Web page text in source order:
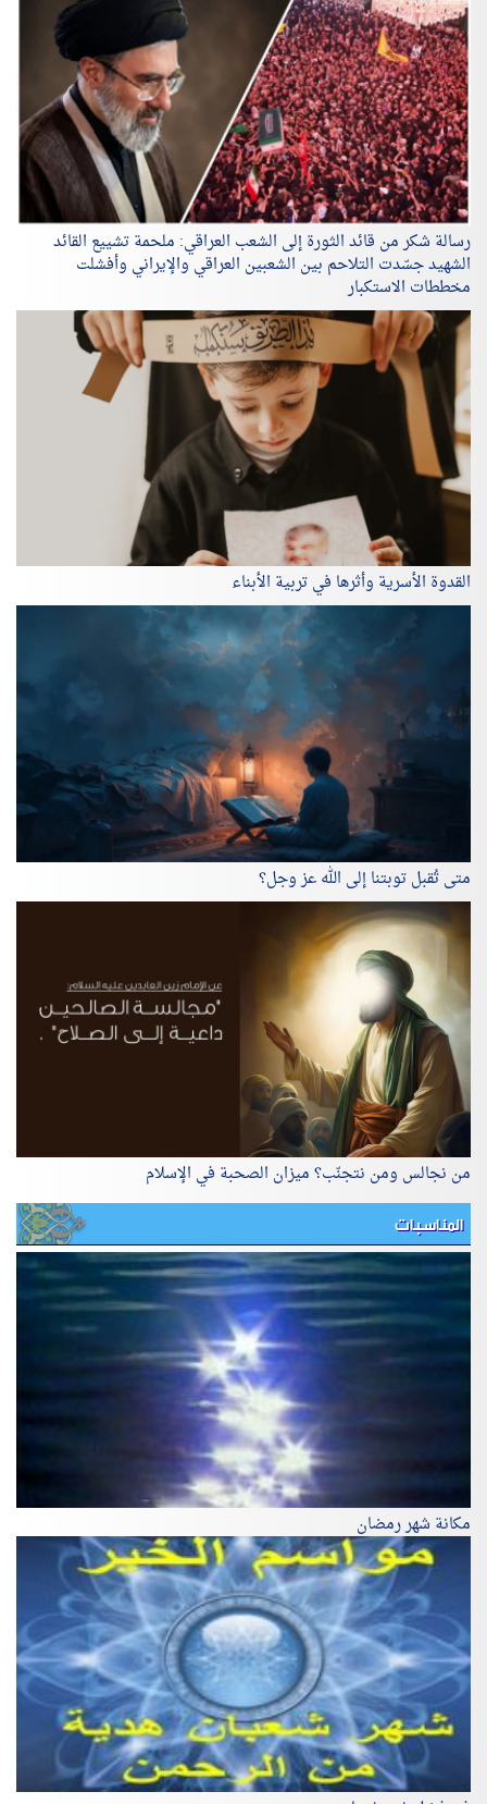
رسالة شكر من قائد الثورة إلى الشعب العراقي: ملحمة تشييع القائد
الشهيد جسّدت التلاحم بين الشعبين العراقي والإيراني وأفشلت
مخططات الاستكبار
القدوة الأسرية وأثرها في تربية الأبناء
متى تُقبل توبتنا إلى الله عز وجل؟
من نجالس ومن نتجنّب؟ ميزان الصحبة في الإسلام
المناسبات
مكانة شهر رمضان